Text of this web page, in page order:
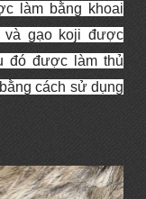
làm bằng khoai
và gạo koji được
đó được làm thủ
cách sử dụng